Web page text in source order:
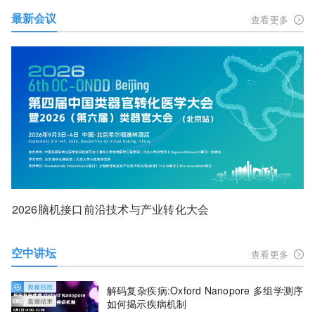
最新会议 查看更多
2026脑机接口前沿技术与产业转化大会
空中讲坛 查看更多
解码复杂疾病:Oxford Nanopore 多组学测序
如何揭示疾病机制